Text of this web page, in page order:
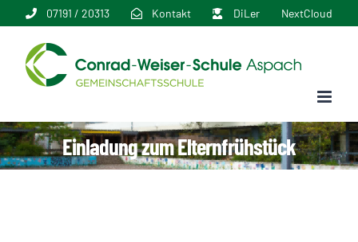
springen
07191 / 20313 Kontakt DiLer NextCloud
Einladung zum Elternfrühstück